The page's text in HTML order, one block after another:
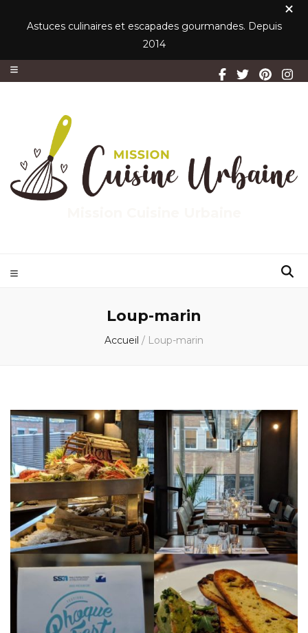
Astuces culinaires et escapades gourmandes. Depuis
2014
Loup-marin
Accueil / Loup-marin